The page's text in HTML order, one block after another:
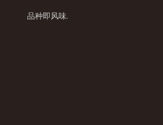
品种即风味.